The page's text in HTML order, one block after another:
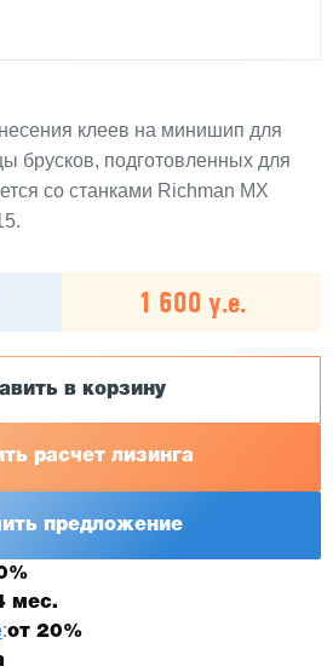
клеев на минишип для
брусков, подготовленных для
со станками Richman MX
1 600 у.е.
в корзину
расчет лизинга
предложение
мес.
:от 20%